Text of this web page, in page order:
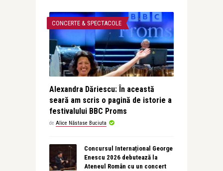
CONCERTE & SPECTACOLE
Alexandra Dăriescu: În această
seară am scris o pagină de istorie a
festivalului BBC Proms
de Alice Năstase Buciuta
Concursul Internațional George
Enescu 2026 debutează la
Ateneul Român cu un concert